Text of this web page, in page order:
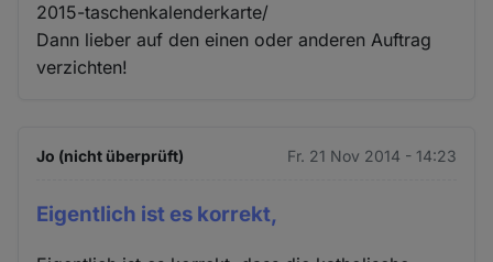
2015-taschenkalenderkarte/
Dann lieber auf den einen oder anderen Auftrag
verzichten!
Jo (nicht überprüft) Fr. 21 Nov 2014 - 14:23
Eigentlich ist es korrekt,